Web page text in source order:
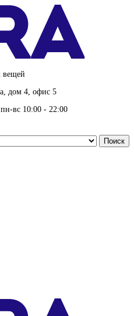
вещей
дом 4, офис 5
вс 10:00 - 22:00